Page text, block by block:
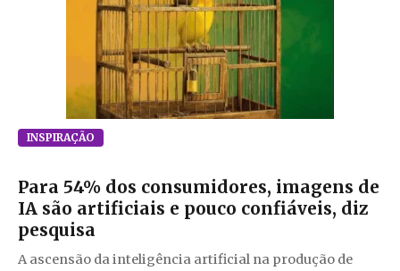
INSPIRAÇÃO
Para 54% dos consumidores, imagens de
IA são artificiais e pouco confiáveis, diz
pesquisa
A ascensão da inteligência artificial na produção de